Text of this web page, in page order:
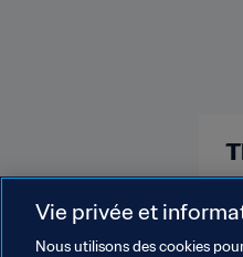
Vie privée et
Nous utilisons des cookies